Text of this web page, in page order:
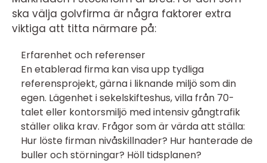
ska välja golvfirma är några faktorer extra
viktiga att titta närmare på:
Erfarenhet och referenser
En etablerad firma kan visa upp tydliga
referensprojekt, gärna i liknande miljö som din
egen. Lägenhet i sekelskifteshus, villa från 70-
talet eller kontorsmiljö med intensiv gångtrafik
ställer olika krav. Frågor som är värda att ställa:
Hur löste firman nivåskillnader? Hur hanterade de
buller och störningar? Höll tidsplanen?